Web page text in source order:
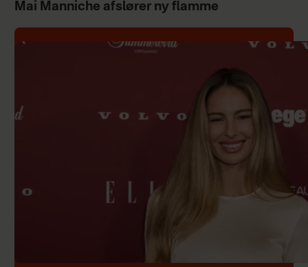
Mai Manniche afslører ny flamme